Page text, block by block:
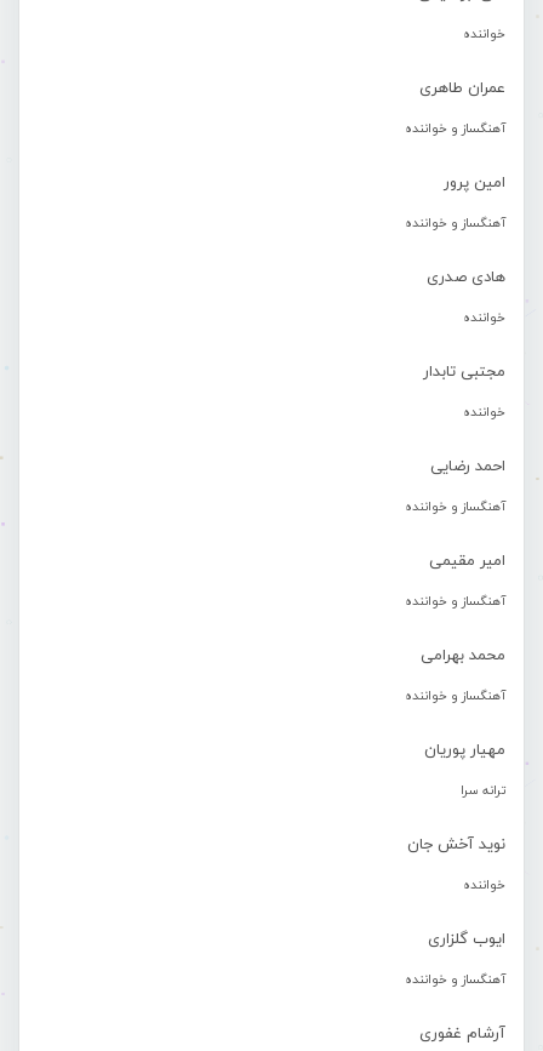
خواننده
عمران طاهری
آهنگساز و خواننده
امین پرور
آهنگساز و خواننده
هادی صدری
خواننده
مجتبی تابدار
خواننده
احمد رضایی
آهنگساز و خواننده
امیر مقیمی
آهنگساز و خواننده
محمد بهرامی
آهنگساز و خواننده
مهیار پوریان
ترانه سرا
نوید آخش جان
خواننده
ایوب گلزاری
آهنگساز و خواننده
آرشام غفوری